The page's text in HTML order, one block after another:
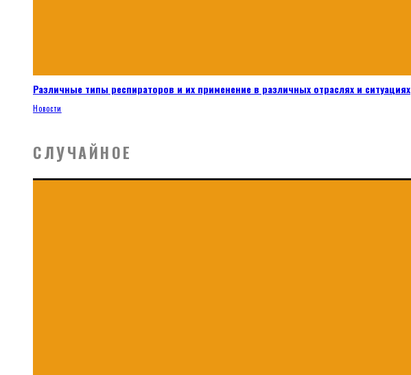
Различные типы респираторов и их применение в различных отраслях и ситуациях
Новости
СЛУЧАЙНОЕ